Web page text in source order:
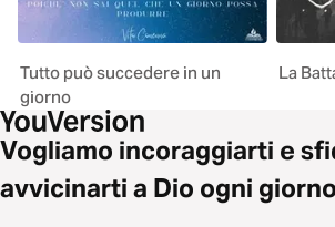
Tutto può succedere in un
giorno
La
Vogliamo incoraggiarti e
avvicinarti a Dio ogni